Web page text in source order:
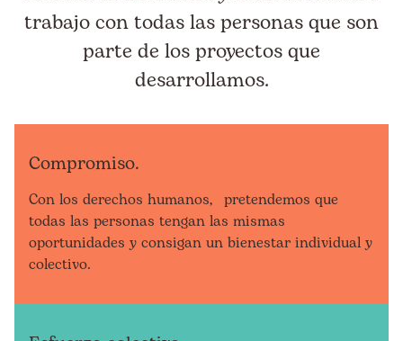
trabajo con todas las personas que son
parte de los proyectos que
desarrollamos.
Compromiso.
Con los derechos humanos, pretendemos que
todas las personas tengan las mismas
oportunidades y consigan un bienestar individual y
colectivo.